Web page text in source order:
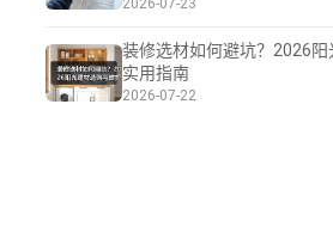
2026-07-23
装修选材如何避坑？2026
实用指南
2026-07-22